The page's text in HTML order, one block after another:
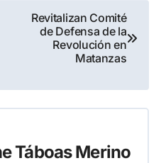
Revitalizan Comité
de Defensa de la
Revolución en
Matanzas
Táboas Merino